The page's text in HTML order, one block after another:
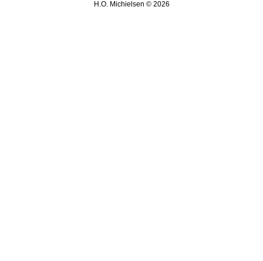
H.O. Michielsen © 2026